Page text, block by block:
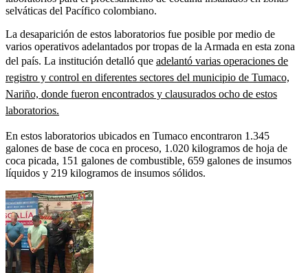
selváticas del Pacífico colombiano.
La desaparición de estos laboratorios fue posible por medio de
varios operativos adelantados por tropas de la Armada en esta zona
del país. La institución detalló que adelantó varias operaciones de
registro y control en diferentes sectores del municipio de Tumaco,
Nariño, donde fueron encontrados y clausurados ocho de estos
laboratorios.
En estos laboratorios ubicados en Tumaco encontraron 1.345
galones de base de coca en proceso, 1.020 kilogramos de hoja de
coca picada, 151 galones de combustible, 659 galones de insumos
líquidos y 219 kilogramos de insumos sólidos.